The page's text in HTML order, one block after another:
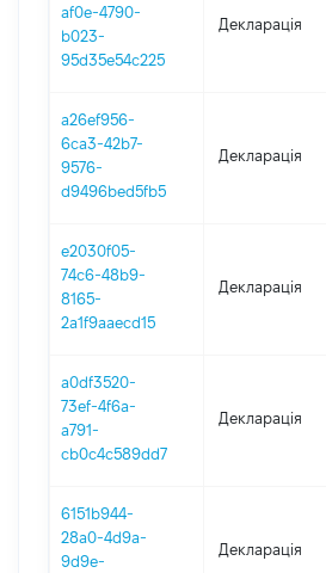
af0e-4790-
b023-
95d35e54c225
Декларація
a26ef956-
6ca3-42b7-
9576-
d9496bed5fb5
Декларація
e2030f05-
74c6-48b9-
8165-
2a1f9aaecd15
Декларація
a0df3520-
73ef-4f6a-
a791-
cb0c4c589dd7
Декларація
6151b944-
28a0-4d9a-
9d9e-
Декларація